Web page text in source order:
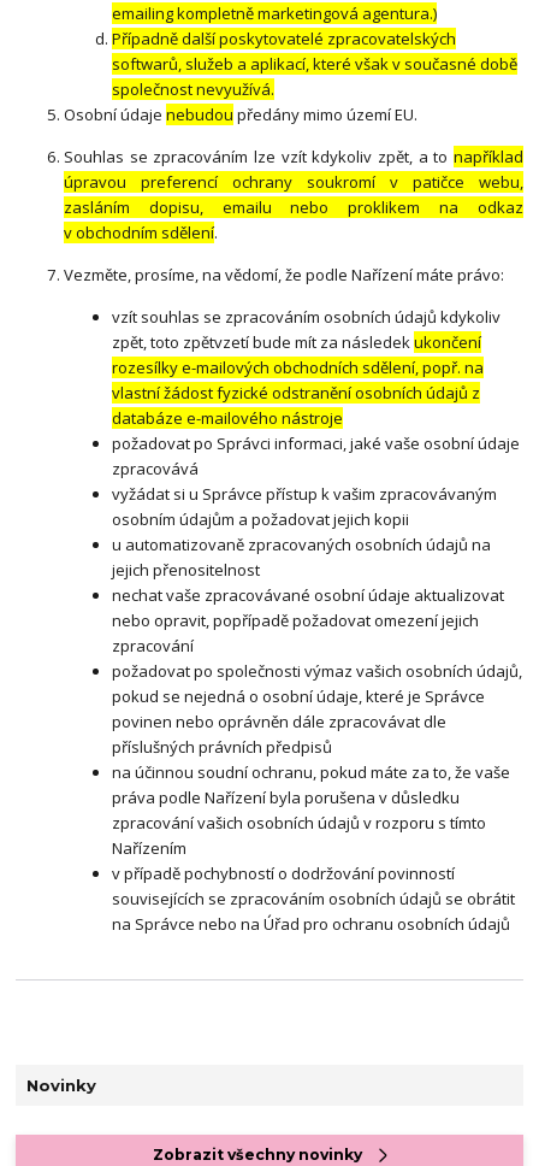
Novinky
Zobrazit všechny novinky
emailing kompletně marketingová agentura.)
Případně další poskytovatelé zpracovatelských
softwarů, služeb a aplikací, které však v současné době
společnost nevyužívá.
Osobní údajenebudou předány mimo území EU.
Souhlas se zpracováním lze vzít kdykoliv zpět, a to například
úpravou preferencí ochrany soukromí v patičce webu,
zasláním dopisu, emailu nebo proklikem na odkaz
v obchodním sdělení.
Vezměte, prosíme, na vědomí, že podle Nařízení máte právo:
vzít souhlas se zpracováním osobních údajů kdykoliv
zpět, toto zpětvzetí bude mít za následekukončení
rozesílky e-mailových obchodních sdělení, popř. na
vlastní žádost fyzické odstranění osobních údajů z
databáze e-mailového nástroje
požadovat po Správci informaci, jaké vaše osobní údaje
zpracovává
vyžádat si u Správce přístup k vašim zpracovávaným
osobním údajům a požadovat jejich kopii
u automatizovaně zpracovaných osobních údajů na
jejich přenositelnost
nechat vaše zpracovávané osobní údaje aktualizovat
nebo opravit, popřípadě požadovat omezení jejich
zpracování
požadovat po společnosti výmaz vašich osobních údajů,
pokud se nejedná o osobní údaje, které je Správce
povinen nebo oprávněn dále zpracovávat dle
příslušných právních předpisů
na účinnou soudní ochranu, pokud máte za to, že vaše
práva podle Nařízení byla porušena v důsledku
zpracování vašich osobních údajů v rozporu s tímto
Nařízením
v případě pochybností o dodržování povinností
souvisejících se zpracováním osobních údajů se obrátit
na Správce nebo na Úřad pro ochranu osobních údajů